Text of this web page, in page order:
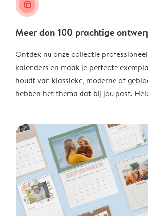
layout_alt
Meer dan 100 prachtige
Ontdek nu onze collectie
kalenders en maak je perfecte
houdt van klassieke, moderne of
hebben het thema dat bij jou past.